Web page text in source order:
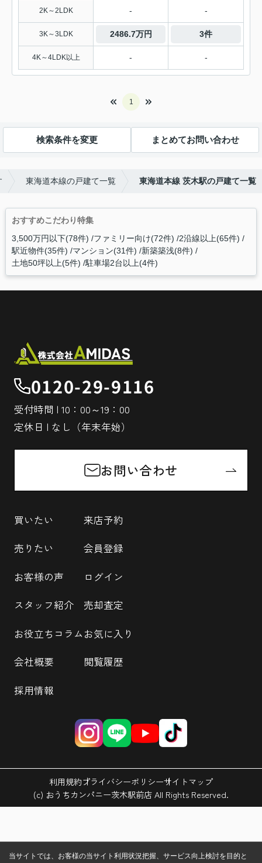
2K～2LDK - -
3K～3LDK 2486.7万円 3件
4K～4LDK以上 - -
1
検索条件を変更 まとめてお問い合わせ
東海道本線の戸建て一覧 東海道本線 茨木駅の戸建て一覧
おすすめこだわり特集
3,500万円以下(78件) ファミリー向け(72件) 2沿線以上(65件)
駅近物件(35件) マンション(31件) 新築築浅(8件)
土地50坪以上(5件) 駐車場2台以上(4件)
0120-29-9116
受付時間 | 10：00～19：00
定休日 | なし（年末年始）
お問い合わせ
買いたい
売りたい
お客様の声
スタッフ紹介
お役立ちコラム
会社概要
採用情報
来店予約
会員登録
ログイン
売却査定
お気に入り
閲覧履歴
利用規約プライバシーポリシーサイトマップ
(c) おうちカンパニー茨木駅前店 All Rights Reserved.
当サイトでは、お客様の当サイト利用状況把握、サービス向上検討を目的と